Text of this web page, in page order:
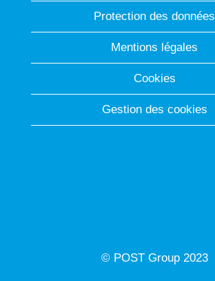
Protection des données
Mentions légales
Cookies
Gestion des cookies
© POST Group 2023